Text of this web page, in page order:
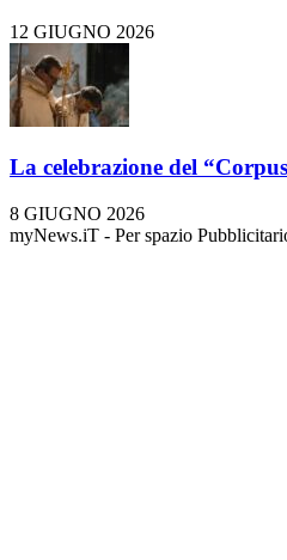
12 GIUGNO 2026
La celebrazione del
8 GIUGNO 2026
myNews.iT - Per spazio